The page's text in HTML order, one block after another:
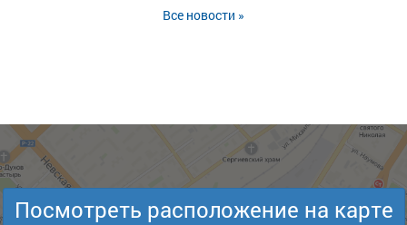
Все новости »
Посмотреть расположение на карте